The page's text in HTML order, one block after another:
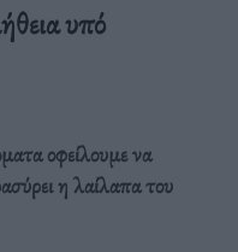
υπό
οφείλουμε να
η λαίλαπα του